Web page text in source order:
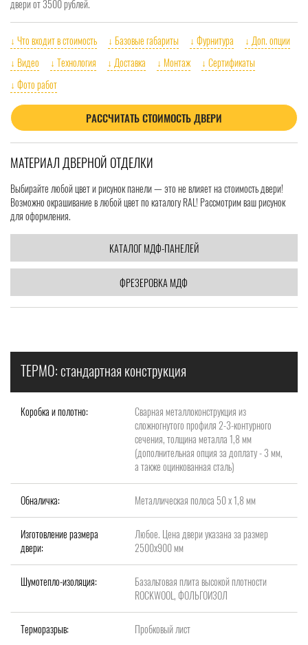
двери от 3500 рублей.
↓ Что входит в стоимость ↓ Базовые габариты ↓ Фурнитура
↓ Доп. опции
↓ Видео
↓ Технология ↓ Доставка ↓ Монтаж
↓ Сертификаты
↓ Фото работ
РАССЧИТАТЬ СТОИМОСТЬ ДВЕРИ
МАТЕРИАЛ ДВЕРНОЙ ОТДЕЛКИ
Выбирайте любой цвет и рисунок панели — это не влияет на стоимость двери!
Возможно окрашивание в любой цвет по каталогу RAL! Рассмотрим ваш рисунок
для оформления.
КАТАЛОГ МДФ-ПАНЕЛЕЙ
ФРЕЗЕРОВКА МДФ
ТЕРМО: стандартная конструкция
Коробка и полотно:
Сварная металлоконструкция из
сложногнутого профиля 2-3-контурного
сечения, толщина металла 1,8 мм
(дополнительная опция за доплату - 3 мм,
а также оцинкованная сталь)
Обналичка: Металлическая полоса 50 х 1,8 мм
Изготовление размера
двери:
Любое. Цена двери указана за размер
2500x900 мм
Шумотепло-изоляция:
Базальтовая плита высокой плотности
ROCKWOOL, ФОЛЬГОИЗОЛ
Терморазрыв: Пробковый лист